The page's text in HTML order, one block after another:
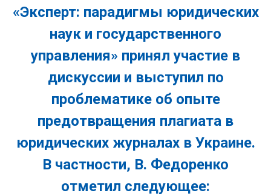
«Эксперт: парадигмы юридических
наук и государственного
управления» принял участие в
дискуссии и выступил по
проблематике об опыте
предотвращения плагиата в
юридических журналах в Украине.
В частности, В. Федоренко
отметил следующее: